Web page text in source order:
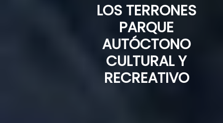
LOS TERRONES
PARQUE
AUTÓCTONO
CULTURAL Y
RECREATIVO